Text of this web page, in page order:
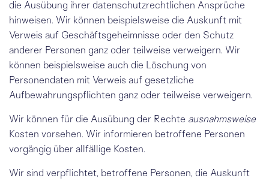
die Ausübung ihrer datenschutzrechtlichen Ansprüche
hinweisen. Wir können beispielsweise die Auskunft mit
Verweis auf Geschäftsgeheimnisse oder den Schutz
anderer Personen ganz oder teilweise verweigern. Wir
können beispielsweise auch die Löschung von
Personendaten mit Verweis auf gesetzliche
Aufbewahrungspflichten ganz oder teilweise verweigern.
Wir können für die Ausübung der Rechte ausnahmsweise
Kosten vorsehen. Wir informieren betroffene Personen
vorgängig über allfällige Kosten.
Wir sind verpflichtet, betroffene Personen, die Auskunft